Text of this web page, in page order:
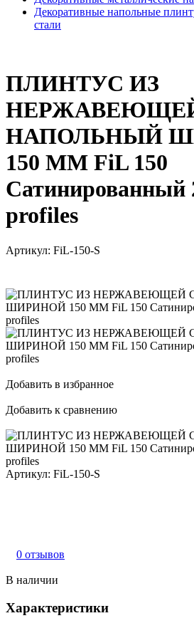
Декоративные напольные
стали
ПЛИНТУС ИЗ
НАПОЛЬНЫЙ
150 ММ FiL 150
Сатинированный
profiles
Артикул: FiL-150-S
Добавить в избранное
Добавить к сравнению
Артикул: FiL-150-S
0 отзывов
В наличии
Характеристики